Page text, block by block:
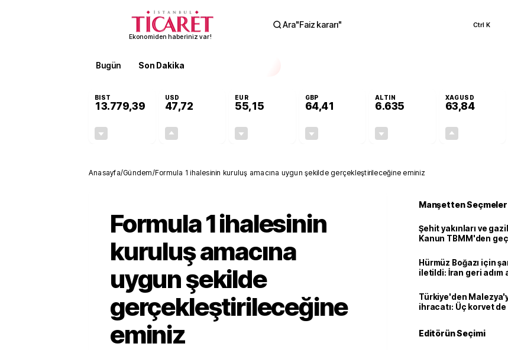
Ekonomiden haberiniz var!
Ara"Faiz kararı" Ctrl K
Bugün Son Dakika
BIST
13.779,39
USD
47,72
EUR
55,15
GBP
64,41
ALTIN
6.635
XAGUSD
63,84
Anasayfa/Gündem/Formula 1 ihalesinin kuruluş amacına uygun şekilde gerçekleştirileceğine eminiz
Formula 1 ihalesinin
kuruluş amacına
uygun şekilde
gerçekleştirileceğine
eminiz
Manşetten Seçmeler
Şehit yakınları ve
Kanun TBMM'den
Hürmüz Boğazı için
iletildi: İran geri adım
Türkiye'den
ihracatı: Üç korvet
Editörün Seçimi